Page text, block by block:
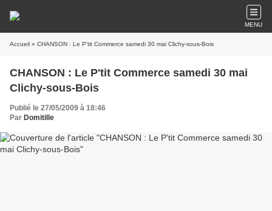
MENU
Accueil » CHANSON : Le P'tit Commerce samedi 30 mai Clichy-sous-Bois
CHANSON : Le P'tit Commerce samedi 30 mai
Clichy-sous-Bois
Publié le 27/05/2009 à 18:46
Par Domitille